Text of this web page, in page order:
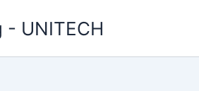
- UNITECH